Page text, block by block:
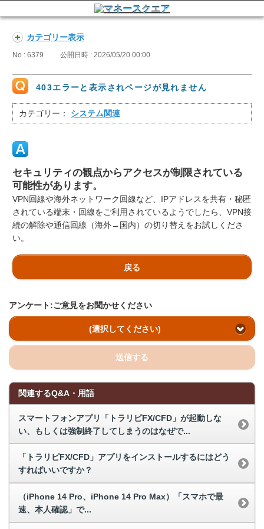
カテゴリー表示
No : 6379 公開日時 : 2026/05/20 00:00
403エラーと表示されページが見れません
カテゴリー： システム関連
セキュリティの観点からアクセスが制限されている
可能性があります。
VPN回線や海外ネットワーク回線など、IPアドレスを共有・秘匿
されている端末・回線をご利用されているようでしたら、VPN接
続の解除や通信回線（海外→国内）の切り替えをお試しくださ
い。
戻る
アンケート:ご意見をお聞かせください
(選択してください)
送信する
関連するQ&A・用語
スマートフォンアプリ「トラリピFX/CFD」が起動しな
い、もしくは強制終了してしまうのはなぜで...
「トラリピFX/CFD」アプリをインストールするにはどう
すればいいですか？
（iPhone 14 Pro、iPhone 14 Pro Max）「スマホで最
速、本人確認」で...